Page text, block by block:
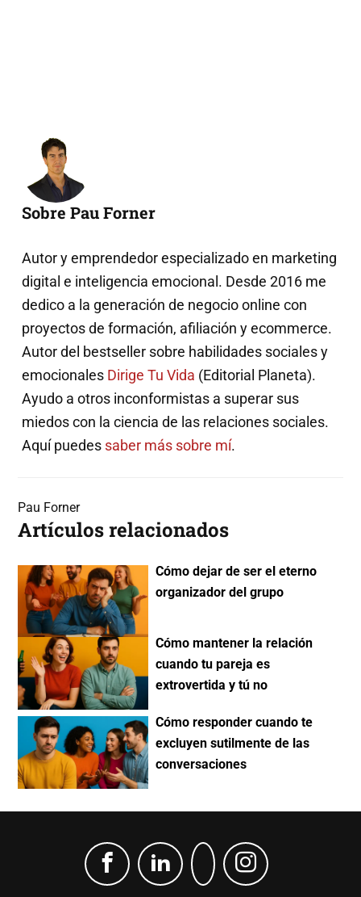
Sobre Pau Forner
Autor y emprendedor especializado en marketing
digital e inteligencia emocional. Desde 2016 me
dedico a la generación de negocio online con
proyectos de formación, afiliación y ecommerce.
Autor del bestseller sobre habilidades sociales y
emocionales Dirige Tu Vida (Editorial Planeta).
Ayudo a otros inconformistas a superar sus
miedos con la ciencia de las relaciones sociales.
Aquí puedes saber más sobre mí.
Pau Forner
Artículos relacionados
Cómo dejar de ser el eterno
organizador del grupo
Cómo mantener la relación
cuando tu pareja es
extrovertida y tú no
Cómo responder cuando te
excluyen sutilmente de las
conversaciones